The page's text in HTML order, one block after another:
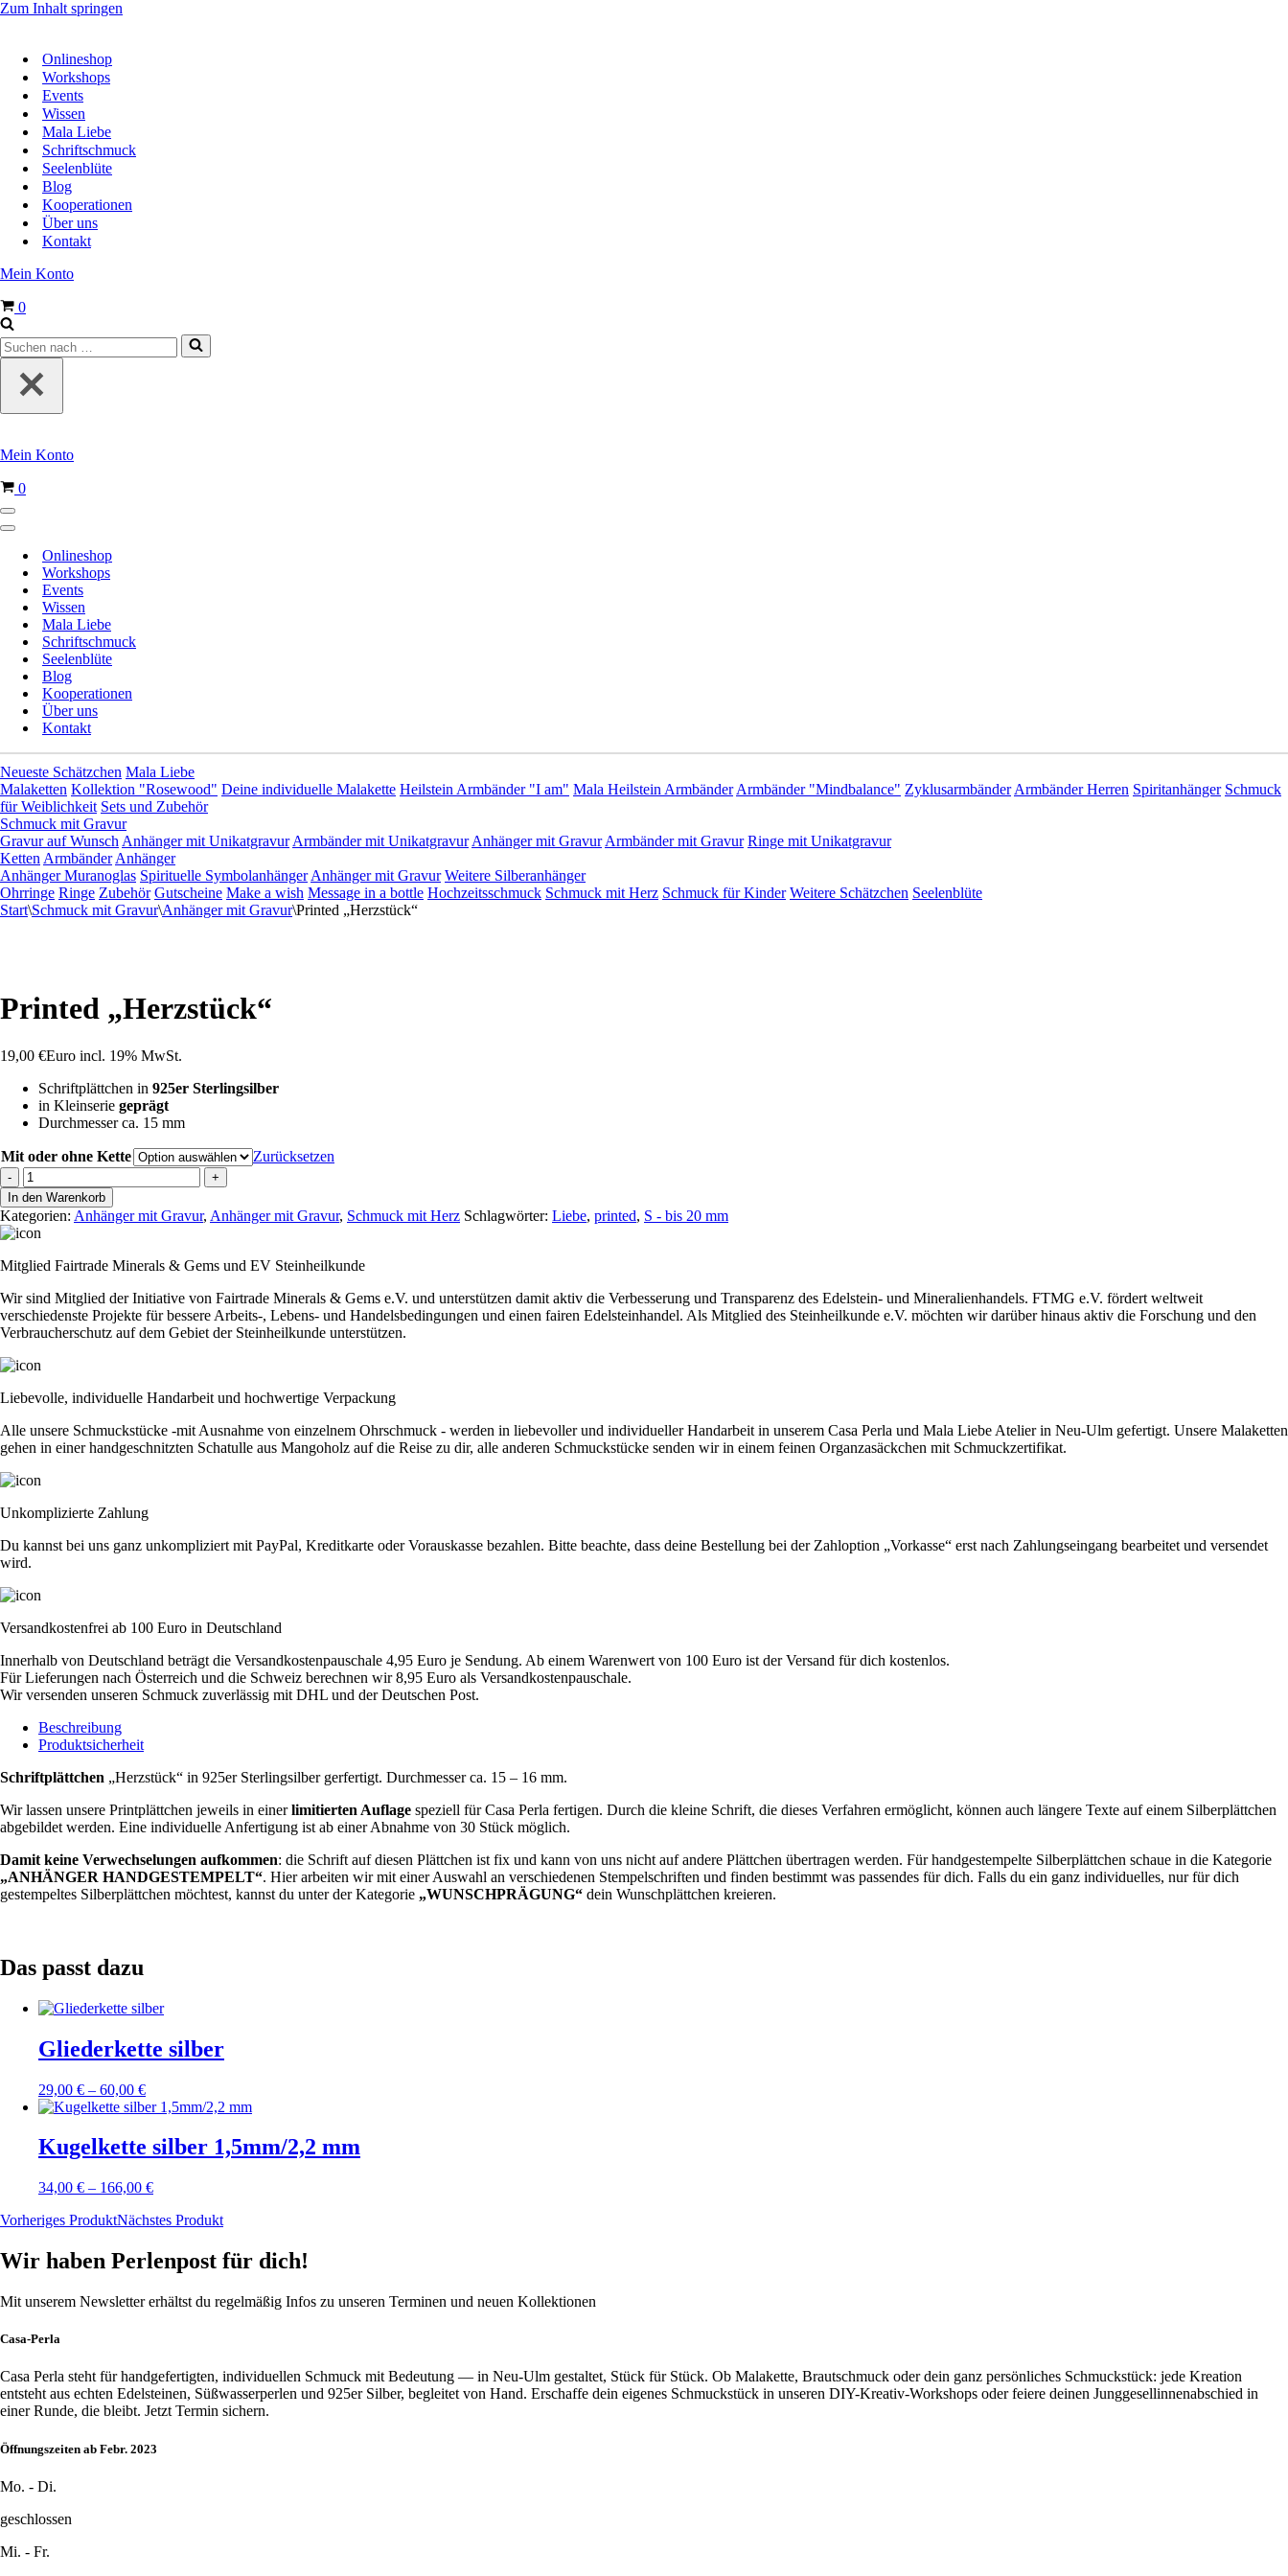
Zum Inhalt springen
Onlineshop
Workshops
Events
Wissen
Mala Liebe
Schriftschmuck
Seelenblüte
Blog
Kooperationen
Über uns
Kontakt
Mein Konto
Warenkorb
0
Suchen
nach …
Mein Konto
Warenkorb
0
Navigationsmenü
Navigationsmenü
Onlineshop
Workshops
Events
Wissen
Mala Liebe
Schriftschmuck
Seelenblüte
Blog
Kooperationen
Über uns
Kontakt
Neueste Schätzchen Mala Liebe
Malaketten Kollektion "Rosewood" Deine individuelle Malakette Heilstein Armbänder "I am" Mala Heilstein Armbänder Armbänder "Mindbalance" Zyklusarmbänder Armbänder Herren Spiritanhänger Schmuck
für Weiblichkeit Sets und Zubehör
Schmuck mit Gravur
Gravur auf Wunsch Anhänger mit Unikatgravur Armbänder mit Unikatgravur Anhänger mit Gravur Armbänder mit Gravur Ringe mit Unikatgravur
Ketten Armbänder Anhänger
Anhänger Muranoglas Spirituelle Symbolanhänger Anhänger mit Gravur Weitere Silberanhänger
Ohrringe Ringe Zubehör Gutscheine Make a wish Message in a bottle Hochzeitsschmuck Schmuck mit Herz Schmuck für Kinder Weitere Schätzchen Seelenblüte
Start\Schmuck mit Gravur\Anhänger mit Gravur\Printed „Herzstück“
Printed „Herzstück“
19,00 €Euro incl. 19% MwSt.
Schriftplättchen in 925er Sterlingsilber
in Kleinserie geprägt
Durchmesser ca. 15 mm
Mit oder ohne Kette Zurücksetzen
-
Printed
"Herzstück"
Menge
+
In den Warenkorb
Kategorien: Anhänger mit Gravur, Anhänger mit Gravur, Schmuck mit Herz Schlagwörter: Liebe, printed, S - bis 20 mm
Mitglied Fairtrade Minerals & Gems und EV Steinheilkunde
Wir sind Mitglied der Initiative von Fairtrade Minerals & Gems e.V. und unterstützen damit aktiv die Verbesserung und Transparenz des Edelstein- und Mineralienhandels. FTMG e.V. fördert weltweit
verschiedenste Projekte für bessere Arbeits-, Lebens- und Handelsbedingungen und einen fairen Edelsteinhandel. Als Mitglied des Steinheilkunde e.V. möchten wir darüber hinaus aktiv die Forschung und den
Verbraucherschutz auf dem Gebiet der Steinheilkunde unterstützen.
Liebevolle, individuelle Handarbeit und hochwertige Verpackung
Alle unsere Schmuckstücke -mit Ausnahme von einzelnem Ohrschmuck - werden in liebevoller und individueller Handarbeit in unserem Casa Perla und Mala Liebe Atelier in Neu-Ulm gefertigt. Unsere Malaketten
gehen in einer handgeschnitzten Schatulle aus Mangoholz auf die Reise zu dir, alle anderen Schmuckstücke senden wir in einem feinen Organzasäckchen mit Schmuckzertifikat.
Unkomplizierte Zahlung
Du kannst bei uns ganz unkompliziert mit PayPal, Kreditkarte oder Vorauskasse bezahlen. Bitte beachte, dass deine Bestellung bei der Zahloption „Vorkasse“ erst nach Zahlungseingang bearbeitet und versendet
wird.
Versandkostenfrei ab 100 Euro in Deutschland
Innerhalb von Deutschland beträgt die Versandkostenpauschale 4,95 Euro je Sendung. Ab einem Warenwert von 100 Euro ist der Versand für dich kostenlos.
Für Lieferungen nach Österreich und die Schweiz berechnen wir 8,95 Euro als Versandkostenpauschale.
Wir versenden unseren Schmuck zuverlässig mit DHL und der Deutschen Post.
Beschreibung
Produktsicherheit
Schriftplättchen „Herzstück“ in 925er Sterlingsilber gerfertigt. Durchmesser ca. 15 – 16 mm.
Wir lassen unsere Printplättchen jeweils in einerlimitierten Auflage speziell für Casa Perla fertigen. Durch die kleine Schrift, die dieses Verfahren ermöglicht, können auch längere Texte auf einem Silberplättchen
abgebildet werden. Eine individuelle Anfertigung ist ab einer Abnahme von 30 Stück möglich.
Damit keine Verwechselungen aufkommen: die Schrift auf diesen Plättchen ist fix und kann von uns nicht auf andere Plättchen übertragen werden. Für handgestempelte Silberplättchen schaue in die Kategorie
„ANHÄNGER HANDGESTEMPELT“. Hier arbeiten wir mit einer Auswahl an verschiedenen Stempelschriften und finden bestimmt was passendes für dich. Falls du ein ganz individuelles, nur für dich
gestempeltes Silberplättchen möchtest, kannst du unter der Kategorie „WUNSCHPRÄGUNG“ dein Wunschplättchen kreieren.
Das passt dazu
Gliederkette silber
29,00 € – 60,00 €
Kugelkette silber 1,5mm/2,2 mm
34,00 € – 166,00 €
Vorheriges ProduktNächstes Produkt
Wir haben Perlenpost für dich!
Mit unserem Newsletter erhältst du regelmäßig Infos zu unseren Terminen und neuen Kollektionen
Casa-Perla
Casa Perla steht für handgefertigten, individuellen Schmuck mit Bedeutung — in Neu-Ulm gestaltet, Stück für Stück. Ob Malakette, Brautschmuck oder dein ganz persönliches Schmuckstück: jede Kreation
entsteht aus echten Edelsteinen, Süßwasserperlen und 925er Silber, begleitet von Hand. Erschaffe dein eigenes Schmuckstück in unseren DIY-Kreativ-Workshops oder feiere deinen Junggesellinnenabschied in
einer Runde, die bleibt. Jetzt Termin sichern.
Öffnungszeiten ab Febr. 2023
Mo. - Di.
geschlossen
Mi. - Fr.